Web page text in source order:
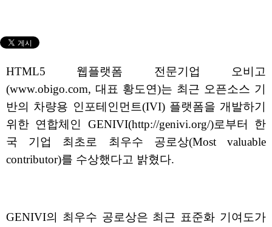
HTML5 웹플랫폼 전문기업 오비고
(www.obigo.com, 대표 황도연)는 최근 오픈소스 기
반의 차량용 인포테인먼트(IVI) 플랫폼을 개발하기
위한 연합체인 GENIVI(http://genivi.org/)로부터 한
국 기업 최초로 최우수 공로상(Most valuable
contributor)를 수상했다고 밝혔다.
GENIVI의 최우수 공로상은 최근 표준화 기여도가